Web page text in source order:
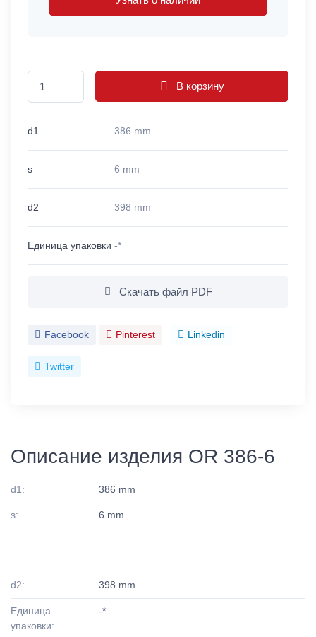
В корзину
d1 386 mm
s 6 mm
d2 398 mm
Единица упаковки -*
Скачать файл PDF
Facebook Pinterest Linkedin
Twitter
Описание изделия OR 386-6
d1: 386 mm
s: 6 mm
d2: 398 mm
Единица
упаковки:
-*